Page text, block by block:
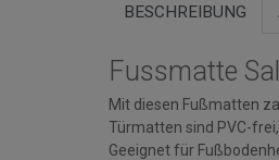
BESCHREIBUNG
Fussmatte
Mit diesen Fußmatten
Türmatten sind PVC-
Geeignet für